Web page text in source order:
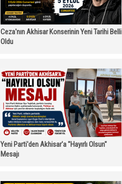
Ceza'nın Akhisar Konserinin Yeni Tarihi Belli
Oldu
Yeni Parti'den Akhisar'a "Hayırlı Olsun"
Mesajı